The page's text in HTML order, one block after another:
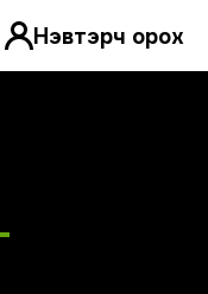
Нэвтэрч орох